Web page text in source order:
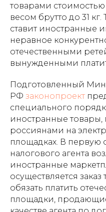
товарами
весом брутто до 31
ставит иностранные
неравное
отечественными
вынужденными
Подготовленный
РФ законопроект
специального
иностранные
россиянами на
площадках. В первую
налогового агента
иностранные
осуществляется
обязать платить
площадки,